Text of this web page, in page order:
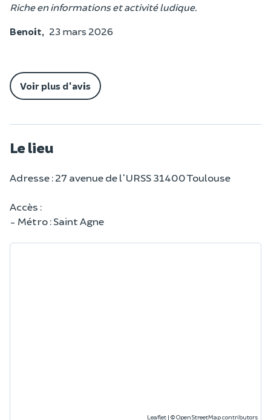
Riche en informations et activité ludique.
Benoit, 23 mars 2026
Voir plus d'avis
Le lieu
Adresse : 27 avenue de l'URSS 31400 Toulouse
Accès :
- Métro : Saint Agne
Leaflet | ©OpenStreetMapcontributors